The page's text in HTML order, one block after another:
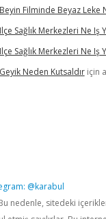
Beyin Filminde Beyaz Leke
Ilçe Sağlık Merkezleri Ne Iş
Ilçe Sağlık Merkezleri Ne Iş
Geyik Neden Kutsaldıriçin
@karabul
Bu nedenle, sitedeki